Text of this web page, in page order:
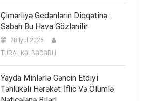
Çimərliyə Gedənlərin Diqqətinə:
Sabah Bu Hava Gözlənilir
28 İyul 2026
TURAL KƏLBƏCƏRLİ
Yayda Minlərlə Gəncin Etdiyi
Təhlükəli Hərəkət: İflic Və Ölümlə